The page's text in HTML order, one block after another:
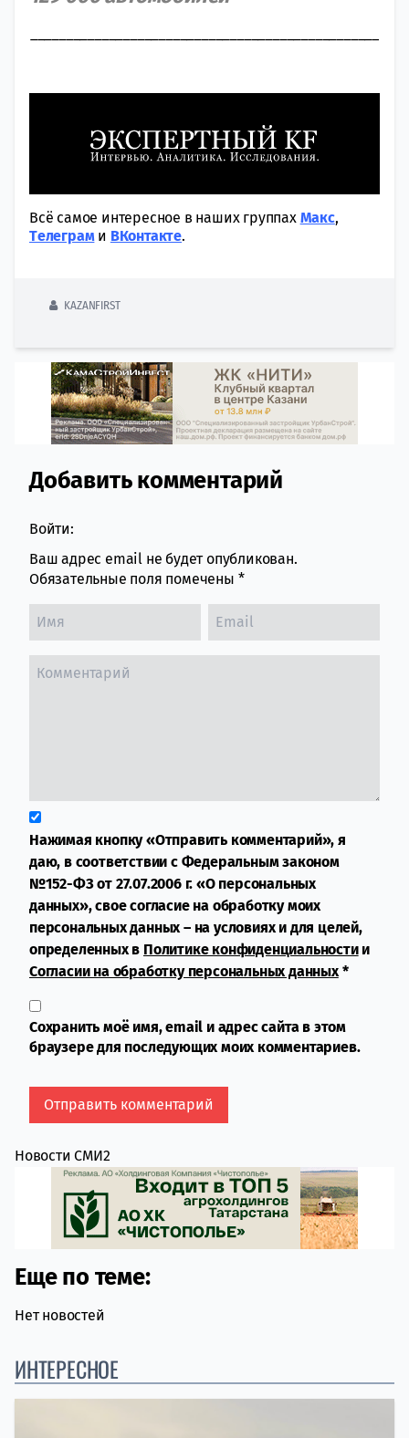
Всё самое интересное в наших группах Макс,
Tелеграми ВКонтакте.
KAZANFIRST
Comment section
Добавить комментарий
Войти:
Ваш адрес email не будет опубликован.
Обязательные поля помечены *
Нажимая кнопку «Отправить комментарий», я
даю, в соответствии с Федеральным законом
№152-ФЗ от 27.07.2006 г. «О персональных
данных», свое согласие на обработку моих
персональных данных – на условиях и для целей,
определенных в Политике конфиденциальностии
Согласии на обработку персональных данных*
Сохранить моё имя, email и адрес сайта в этом
браузере для последующих моих комментариев.
Новости СМИ2
Еще по теме:
Нет новостей
ИНТЕРЕСНОЕ